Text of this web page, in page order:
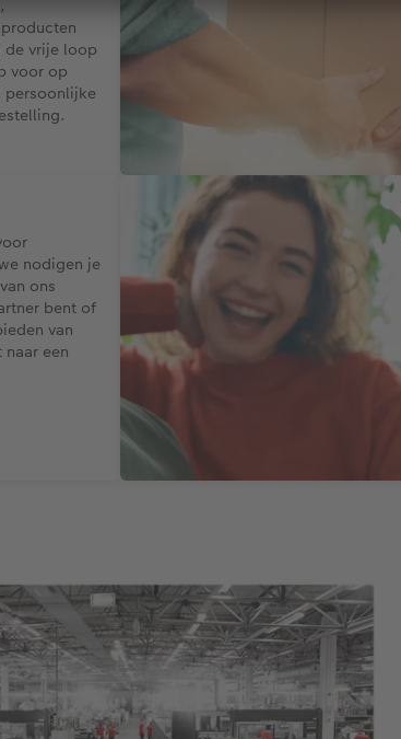
vrije loop
voor op
persoonlijke
nodigen je
ons
bent of
van
een